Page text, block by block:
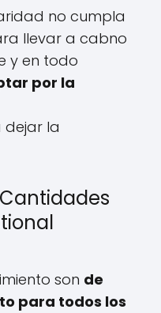
no cumpla
llevar a cabno
y en todo
por la
la
son de
para todos los